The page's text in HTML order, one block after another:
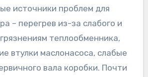
источники проблем для
– перегрев из-за слабого и
теплообменника,
втулки маслонасоса, слабые
вала коробки. Почти